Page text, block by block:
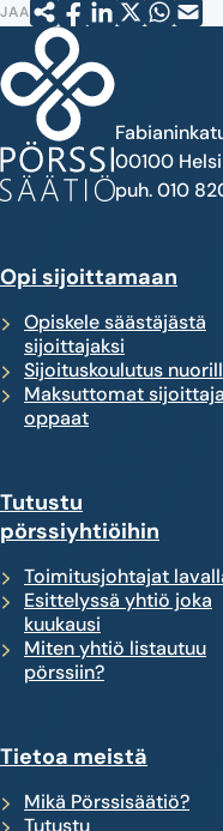
JAA
00100
puh. 010
Opi sijoittamaan
Opiskele säästäjästä
sijoittajaksi
Sijoituskoulutus
Maksuttomat
oppaat
Tutustu
pörssiyhtiöihin
Toimitusjohtajat
Esittelyssä yhtiö joka
kuukausi
Miten yhtiö listautuu
pörssiin?
Tietoa meistä
Mikä Pörssisäätiö?
Tutustu